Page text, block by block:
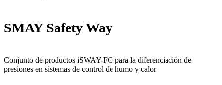
SMAY Safety Way
Conjunto de productos iSWAY-FC para la diferenciación de
presiones en sistemas de control de humo y calor